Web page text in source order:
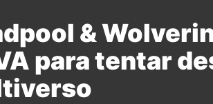
&
para tentar